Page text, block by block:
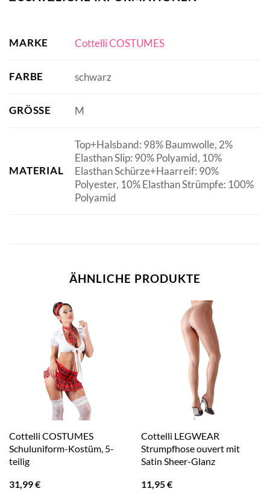
MARKE Cottelli COSTUMES
FARBE schwarz
GRÖSSE M
MATERIAL
Top+Halsband: 98% Baumwolle, 2%
Elasthan Slip: 90% Polyamid, 10%
Elasthan Schürze+Haarreif: 90%
Polyester, 10% Elasthan Strümpfe: 100%
Polyamid
ÄHNLICHE PRODUKTE
Cottelli COSTUMES
Schuluniform-Kostüm, 5-
teilig
31,99€
Cottelli LEGWEAR
Strumpfhose ouvert mit
Satin Sheer-Glanz
11,95€